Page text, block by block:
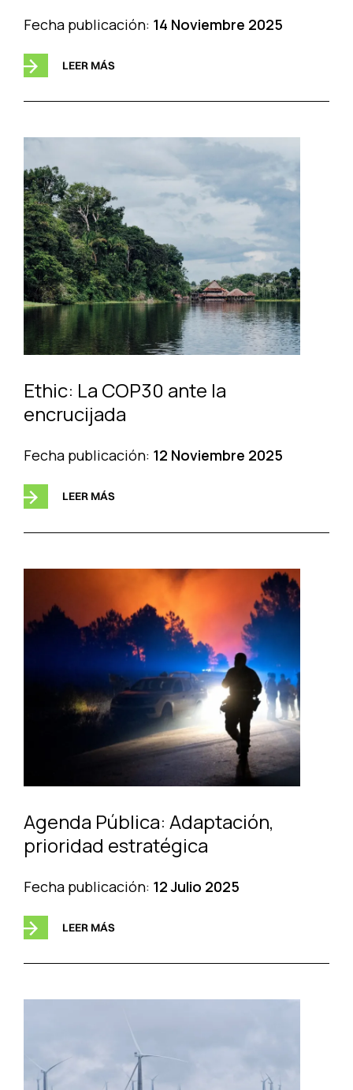
Fecha publicación: 14 Noviembre 2025
LEER MÁS
Ethic: La COP30 ante la
encrucijada
Fecha publicación: 12 Noviembre 2025
LEER MÁS
Agenda Pública: Adaptación,
prioridad estratégica
Fecha publicación: 12 Julio 2025
LEER MÁS